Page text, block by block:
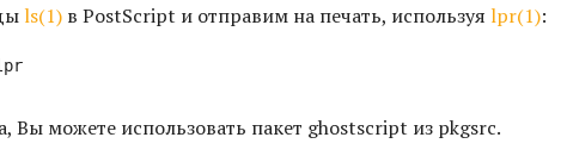
ls(1) в PostScript и отправим на печать, используя lpr(1):
Вы можете использовать пакет ghostscript из pkgsrc.